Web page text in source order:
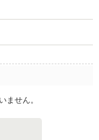
ません。